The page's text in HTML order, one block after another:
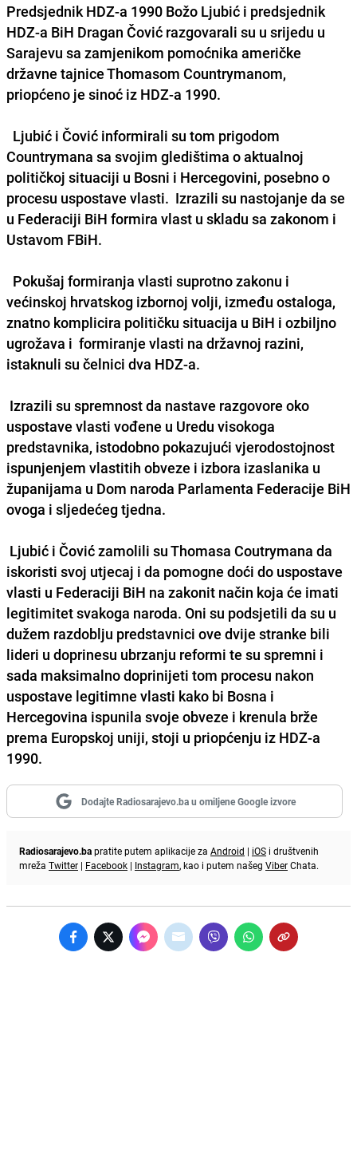
Predsjednik HDZ-a 1990 Božo Ljubić i predsjednik
HDZ-a BiH Dragan Čović razgovarali su u srijedu u
Sarajevu sa zamjenikom pomoćnika američke
državne tajnice Thomasom Countrymanom,
priopćeno je sinoć iz HDZ-a 1990.
Ljubić i Čović informirali su tom prigodom
Countrymana sa svojim gledištima o aktualnoj
političkoj situaciji u Bosni i Hercegovini, posebno o
procesu uspostave vlasti. Izrazili su nastojanje da se
u Federaciji BiH formira vlast u skladu sa zakonom i
Ustavom FBiH.
Pokušaj formiranja vlasti suprotno zakonu i
većinskoj hrvatskog izbornoj volji, između ostaloga,
znatno komplicira političku situacija u BiH i ozbiljno
ugrožava i formiranje vlasti na državnoj razini,
istaknuli su čelnici dva HDZ-a.
Izrazili su spremnost da nastave razgovore oko
uspostave vlasti vođene u Uredu visokoga
predstavnika, istodobno pokazujući vjerodostojnost
ispunjenjem vlastitih obveze i izbora izaslanika u
županijama u Dom naroda Parlamenta Federacije BiH
ovoga i sljedećeg tjedna.
Ljubić i Čović zamolili su Thomasa Coutrymana da
iskoristi svoj utjecaj i da pomogne doći do uspostave
vlasti u Federaciji BiH na zakonit način koja će imati
legitimitet svakoga naroda. Oni su podsjetili da su u
dužem razdoblju predstavnici ove dvije stranke bili
lideri u doprinesu ubrzanju reformi te su spremni i
sada maksimalno doprinijeti tom procesu nakon
uspostave legitimne vlasti kako bi Bosna i
Hercegovina ispunila svoje obveze i krenula brže
prema Europskoj uniji, stoji u priopćenju iz HDZ-a
1990.
Dodajte Radiosarajevo.ba u omiljene Google izvore
Radiosarajevo.bapratite putem aplikacije za Android | iOS i društvenih
mreža Twitter | Facebook | Instagram, kao i putem našeg ViberChata.